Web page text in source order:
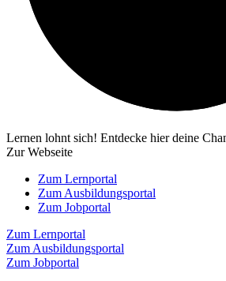
Lernen lohnt sich! Entdecke hier deine
Zur Webseite
Zum Lernportal
Zum Ausbildungsportal
Zum Jobportal
Zum Lernportal
Zum Ausbildungsportal
Zum Jobportal